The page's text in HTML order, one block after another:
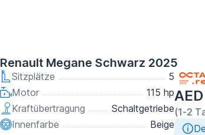
Renault Megane Schwarz 2025
Sitzplätze
5
Motor
115 hp
Kraftübertragung
Schaltgetriebe
Innenfarbe
Beige
(1-2